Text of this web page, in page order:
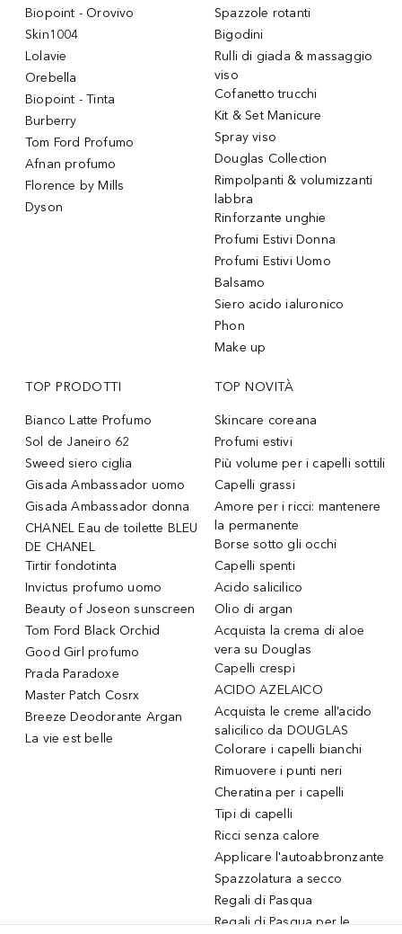
Biopoint - Orovivo
Skin1004
Lolavie
Orebella
Biopoint - Tinta
Burberry
Tom Ford Profumo
Afnan profumo
Florence by Mills
Dyson
Spazzole rotanti
Bigodini
Rulli di giada & massaggio
viso
Cofanetto trucchi
Kit & Set Manicure
Spray viso
Douglas Collection
Rimpolpanti & volumizzanti
labbra
Rinforzante unghie
Profumi Estivi Donna
Profumi Estivi Uomo
Balsamo
Siero acido ialuronico
Phon
Make up
TOP PRODOTTI
Bianco Latte Profumo
Sol de Janeiro 62
Sweed siero ciglia
Gisada Ambassador uomo
Gisada Ambassador donna
CHANEL Eau de toilette BLEU
DE CHANEL
Tirtir fondotinta
Invictus profumo uomo
Beauty of Joseon sunscreen
Tom Ford Black Orchid
Good Girl profumo
Prada Paradoxe
Master Patch Cosrx
Breeze Deodorante Argan
La vie est belle
TOP NOVITÀ
Skincare coreana
Profumi estivi
Più volume per i capelli sottili
Capelli grassi
Amore per i ricci: mantenere
la permanente
Borse sotto gli occhi
Capelli spenti
Acido salicilico
Olio di argan
Acquista la crema di aloe
vera su Douglas
Capelli crespi
ACIDO AZELAICO
Acquista le creme all’acido
salicilico da DOUGLAS
Colorare i capelli bianchi
Rimuovere i punti neri
Cheratina per i capelli
Tipi di capelli
Ricci senza calore
Applicare l'autoabbronzante
Spazzolatura a secco
Regali di Pasqua
Regali di Pasqua per le